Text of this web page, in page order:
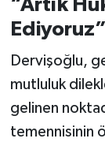
“Artık
Ediyoruz”
Dervişoğlu,
mutluluk
gelinen
temennisinin